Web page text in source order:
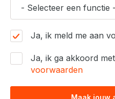
Ja, ik meld me aan
Ja, ik ga akkoord
voorwaarden
Maak jouw